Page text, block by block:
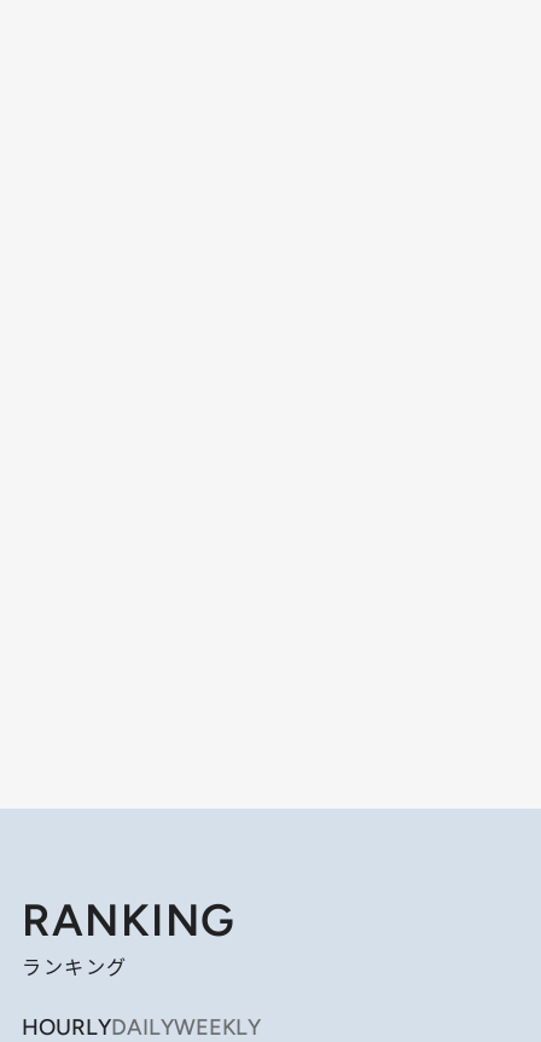
RANKING
ランキング
HOURLYDAILYWEEKLY